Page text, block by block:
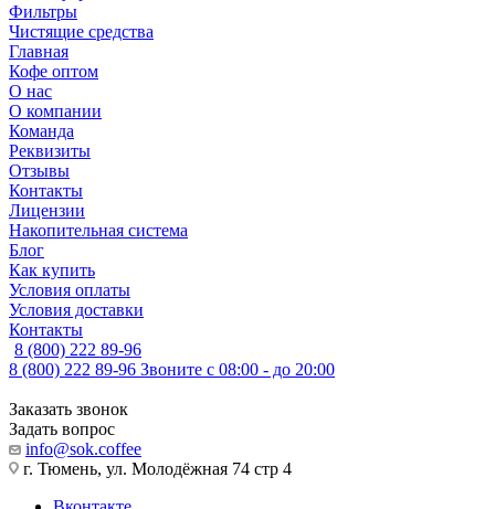
Фильтры
Чистящие средства
Главная
Кофе оптом
О нас
О компании
Команда
Реквизиты
Отзывы
Контакты
Лицензии
Накопительная система
Блог
Как купить
Условия оплаты
Условия доставки
Контакты
8 (800) 222 89-96
8 (800) 222 89-96 Звоните с 08:00 - до 20:00
Заказать звонок
Задать вопрос
info@sok.coffee
г. Тюмень, ул. Молодёжная 74 стр 4